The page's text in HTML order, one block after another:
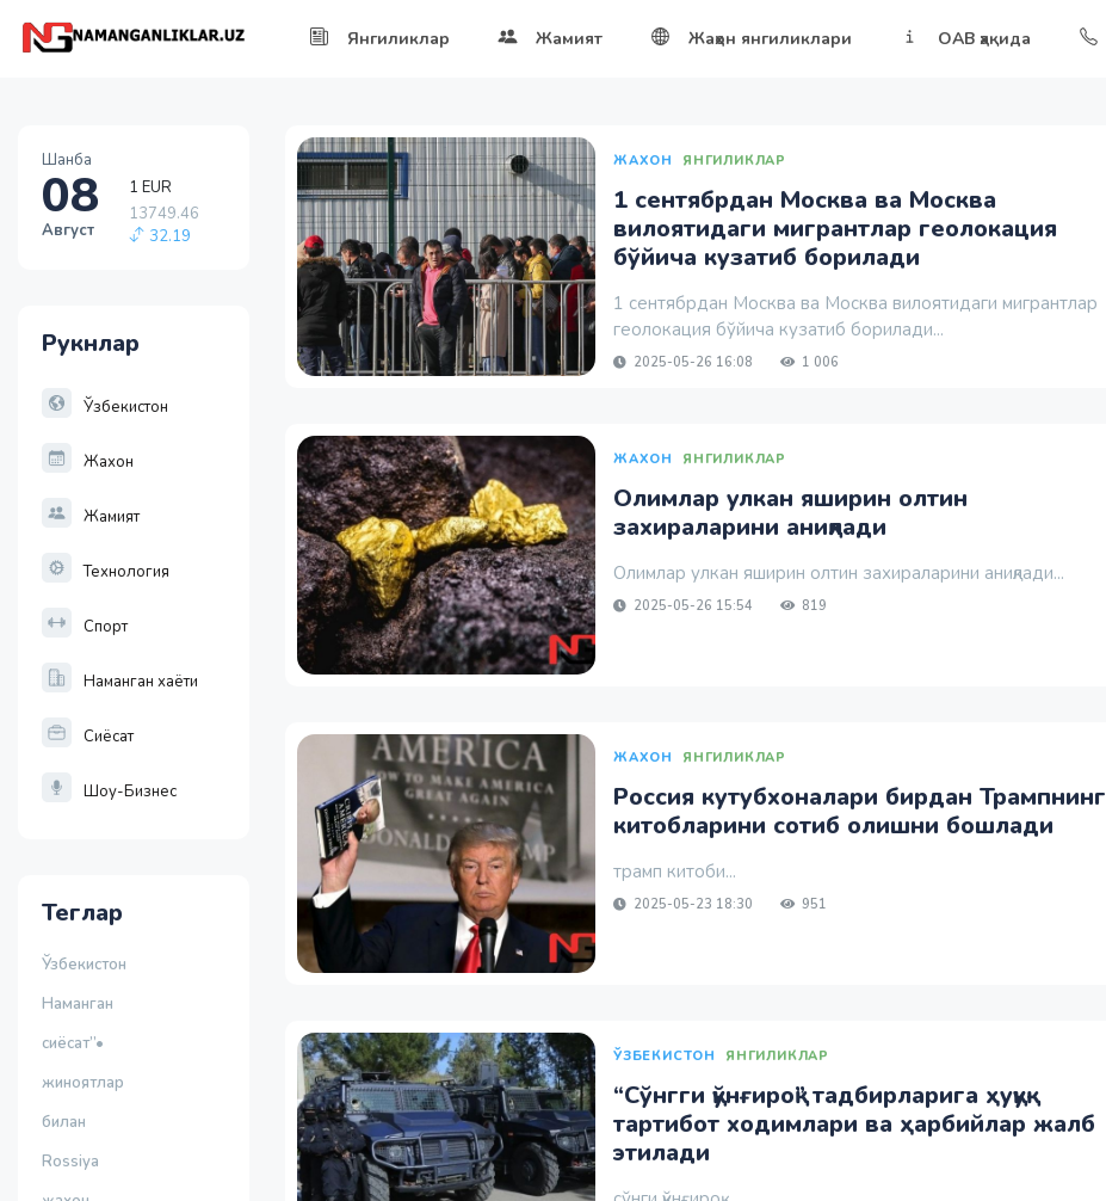
Янгиликлар Жамият Жаҳон янгиликлари ОАВ ҳақида
Шанба
08
Август
1 EUR
13749.46
32.19
1 USD
Рукнлар
Ўзбекистон
Жахон
Жамият
Технология
Спорт
Наманган хаёти
Сиёсат
Шоу-Бизнес
Теглар
Ўзбекистон
Наманган
сиёсат”•
жиноятлар
билан
Rossiya
ЖАХОН ЯНГИЛИКЛАР
1 сентябрдан Москва ва Москва
вилоятидаги мигрантлар геолокация
бўйича кузатиб борилади
1 сентябрдан Москва ва Москва вилоятидаги мигрантлар
геолокация бўйича кузатиб борилади...
2025-05-26 16:08 1 006
ЖАХОН ЯНГИЛИКЛАР
Олимлар улкан яширин олтин
захираларини аниқлади
Олимлар улкан яширин олтин захираларини аниқлади...
2025-05-26 15:54 819
ЖАХОН ЯНГИЛИКЛАР
Россия кутубхоналари бирдан Трампнинг
китобларини сотиб олишни бошлади
трамп китоби...
2025-05-23 18:30 951
ЎЗБЕКИСТОН ЯНГИЛИКЛАР
“Сўнгги қўнғироқ” тадбирларига ҳуқуқ-
тартибот ходимлари ва ҳарбийлар жалб
этилади